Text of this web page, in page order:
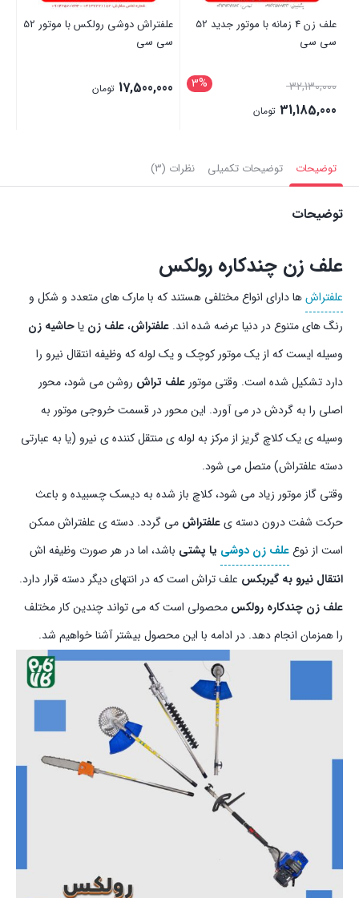
علف زن 4 زمانه با موتور جدید 52
سی سی
3% 32,130,000قیمت
اصلی:31,185,000 تومان
31,185,000 تومان.
علفتراش دوشی رولکس با موتور 52
سی سی
17,500,000 تومان
توضیحات توضیحات تکمیلی نظرات (3)
توضیحات
علف زن چندکاره رولکس
علفتراشها دارای انواع مختلفی هستند که با مارک های متعدد و شکل و
رنگ های متنوع در دنیا عرضه شده اند. علفتراش،علف زن یاحاشیه زن
وسیله ایست که از یک موتور کوچک و یک لوله که وظیفه انتقال نیرو را
دارد تشکیل شده است. وقتی موتور علف تراش روشن می شود، محور
اصلی را به گردش در می آورد. این محور در قسمت خروجی موتور به
وسیله ی یک کلاچ گریز از مرکز به لوله ی منتقل کننده ی نیرو (یا به عبارتی
دسته علفتراش) متصل می شود.
وقتی گاز موتور زیاد می شود، کلاچ باز شده به دیسک چسبیده و باعث
حرکت شفت درون دسته یعلفتراش می گردد. دسته ی علفتراش ممکن
است از نوععلف زن دوشی یا پشتی باشد، اما در هر صورت وظیفه اش
انتقال نیرو به گیربکس علف تراش است که در انتهای دیگر دسته قرار دارد.
علف زن چندکاره رولکس محصولی است که می تواند چندین کار مختلف
را همزمان انجام دهد. در ادامه با این محصول بیشتر آشنا خواهیم شد.